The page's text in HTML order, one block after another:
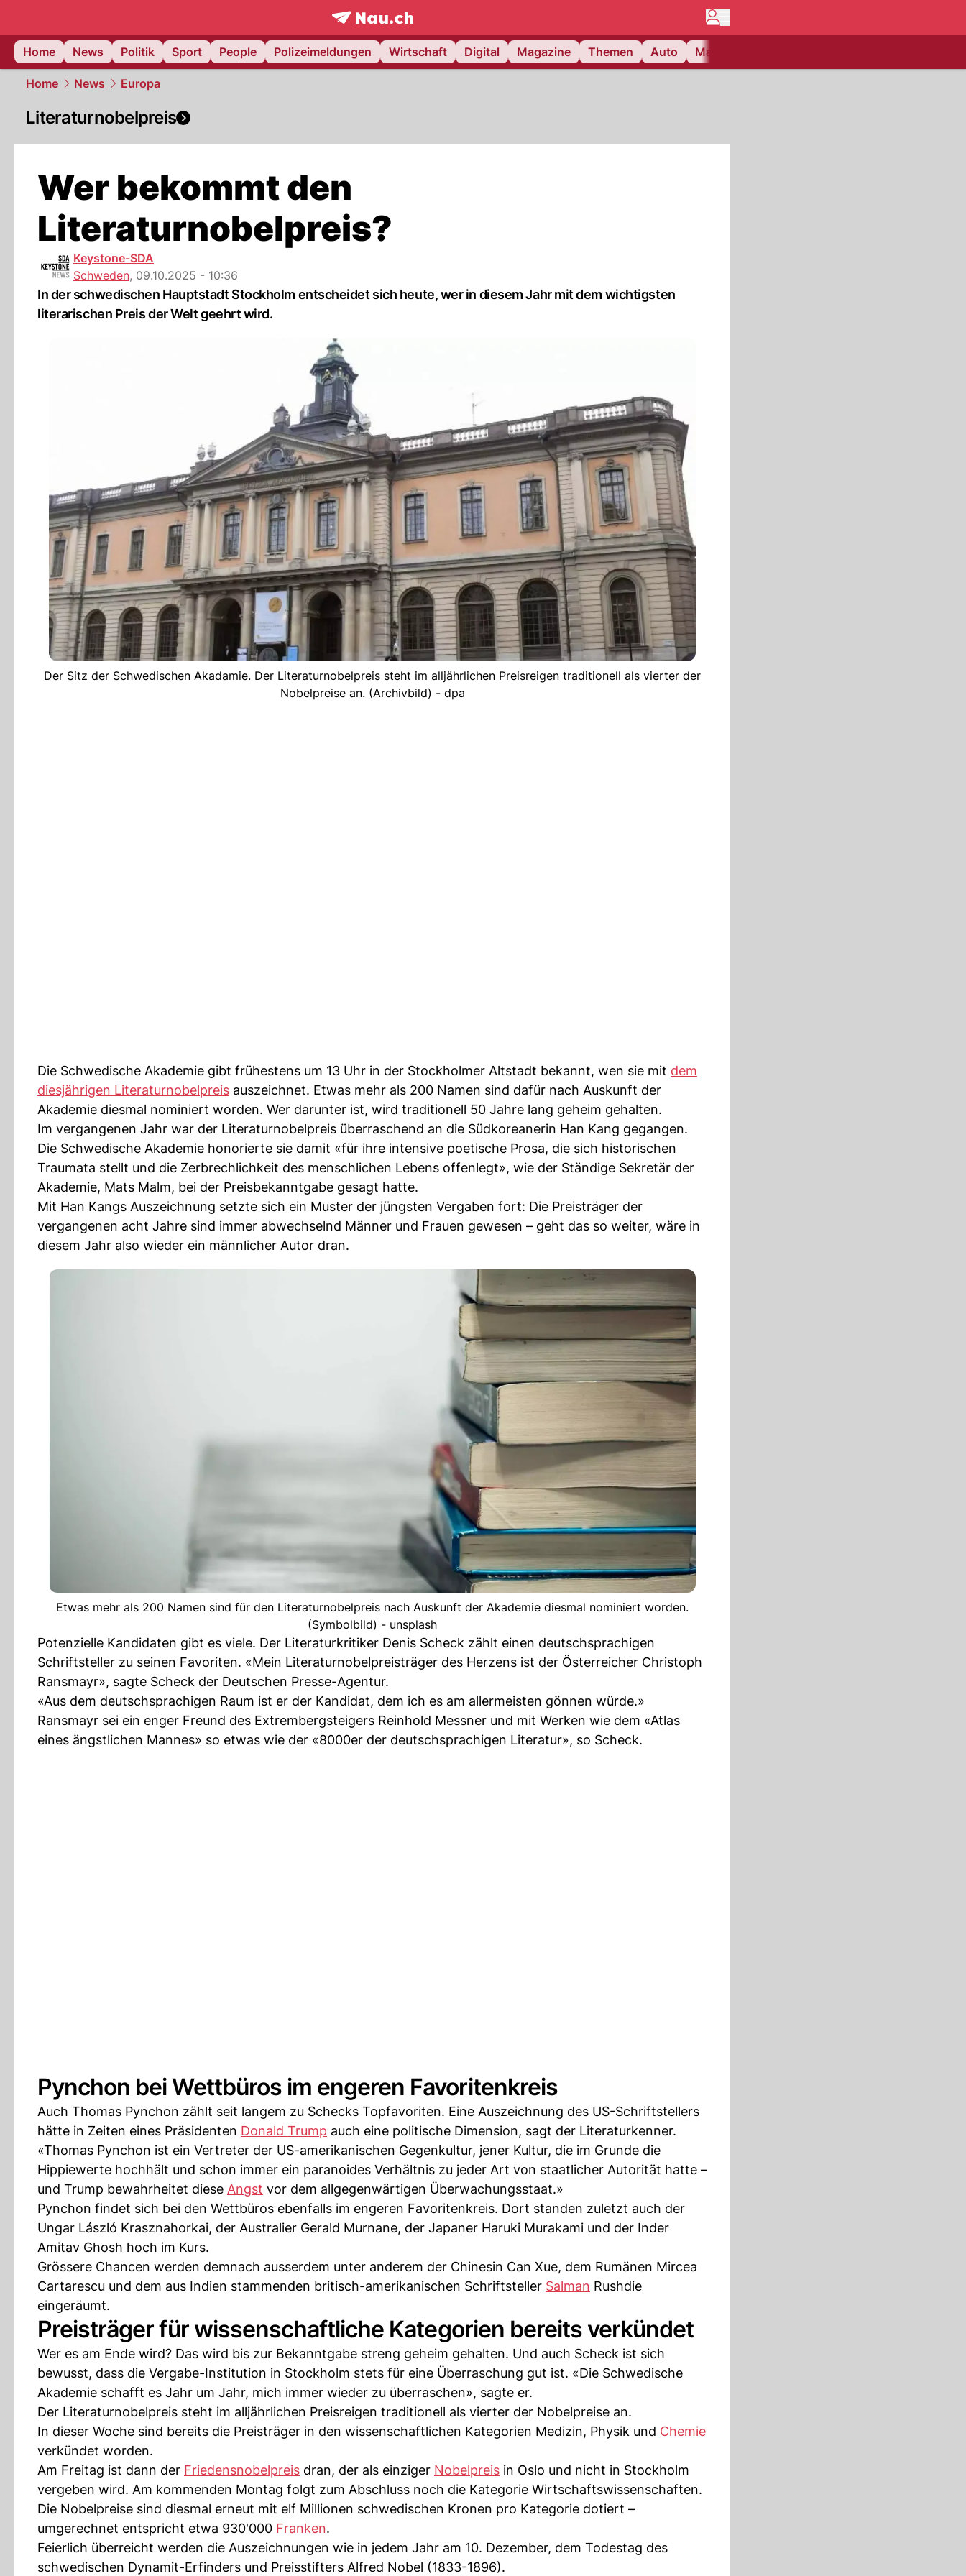
frontpage.NAU.ch
Home
News Politik Sport People Polizeimeldungen Wirtschaft Digital Magazine Themen Auto Matchcenter
Home News Europa
Literaturnobelpreis
Wer bekommt den
Literaturnobelpreis?
Keystone-SDA
Schweden, 09.10.2025 - 10:36
In der schwedischen Hauptstadt Stockholm entscheidet sich heute, wer in diesem Jahr mit dem wichtigsten
literarischen Preis der Welt geehrt wird.
Der Sitz der Schwedischen Akadamie. Der Literaturnobelpreis steht im alljährlichen Preisreigen traditionell als vierter der
Nobelpreise an. (Archivbild) - dpa
Die Schwedische Akademie gibt frühestens um 13 Uhr in der Stockholmer Altstadt bekannt, wen sie mit dem
diesjährigen Literaturnobelpreis auszeichnet. Etwas mehr als 200 Namen sind dafür nach Auskunft der
Akademie diesmal nominiert worden. Wer darunter ist, wird traditionell 50 Jahre lang geheim gehalten.
Im vergangenen Jahr war der Literaturnobelpreis überraschend an die Südkoreanerin Han Kang gegangen.
Die Schwedische Akademie honorierte sie damit «für ihre intensive poetische Prosa, die sich historischen
Traumata stellt und die Zerbrechlichkeit des menschlichen Lebens offenlegt», wie der Ständige Sekretär der
Akademie, Mats Malm, bei der Preisbekanntgabe gesagt hatte.
Mit Han Kangs Auszeichnung setzte sich ein Muster der jüngsten Vergaben fort: Die Preisträger der
vergangenen acht Jahre sind immer abwechselnd Männer und Frauen gewesen – geht das so weiter, wäre in
diesem Jahr also wieder ein männlicher Autor dran.
Etwas mehr als 200 Namen sind für den Literaturnobelpreis nach Auskunft der Akademie diesmal nominiert worden.
(Symbolbild) - unsplash
Potenzielle Kandidaten gibt es viele. Der Literaturkritiker Denis Scheck zählt einen deutschsprachigen
Schriftsteller zu seinen Favoriten. «Mein Literaturnobelpreisträger des Herzens ist der Österreicher Christoph
Ransmayr», sagte Scheck der Deutschen Presse-Agentur.
«Aus dem deutschsprachigen Raum ist er der Kandidat, dem ich es am allermeisten gönnen würde.»
Ransmayr sei ein enger Freund des Extrembergsteigers Reinhold Messner und mit Werken wie dem «Atlas
eines ängstlichen Mannes» so etwas wie der «8000er der deutschsprachigen Literatur», so Scheck.
Pynchon bei Wettbüros im engeren Favoritenkreis
Auch Thomas Pynchon zählt seit langem zu Schecks Topfavoriten. Eine Auszeichnung des US-Schriftstellers
hätte in Zeiten eines Präsidenten Donald Trump auch eine politische Dimension, sagt der Literaturkenner.
«Thomas Pynchon ist ein Vertreter der US-amerikanischen Gegenkultur, jener Kultur, die im Grunde die
Hippiewerte hochhält und schon immer ein paranoides Verhältnis zu jeder Art von staatlicher Autorität hatte –
und Trump bewahrheitet diese Angst vor dem allgegenwärtigen Überwachungsstaat.»
Pynchon findet sich bei den Wettbüros ebenfalls im engeren Favoritenkreis. Dort standen zuletzt auch der
Ungar László Krasznahorkai, der Australier Gerald Murnane, der Japaner Haruki Murakami und der Inder
Amitav Ghosh hoch im Kurs.
Grössere Chancen werden demnach ausserdem unter anderem der Chinesin Can Xue, dem Rumänen Mircea
Cartarescu und dem aus Indien stammenden britisch-amerikanischen Schriftsteller Salman Rushdie
eingeräumt.
Preisträger für wissenschaftliche Kategorien bereits verkündet
Wer es am Ende wird? Das wird bis zur Bekanntgabe streng geheim gehalten. Und auch Scheck ist sich
bewusst, dass die Vergabe-Institution in Stockholm stets für eine Überraschung gut ist. «Die Schwedische
Akademie schafft es Jahr um Jahr, mich immer wieder zu überraschen», sagte er.
Der Literaturnobelpreis steht im alljährlichen Preisreigen traditionell als vierter der Nobelpreise an.
In dieser Woche sind bereits die Preisträger in den wissenschaftlichen Kategorien Medizin, Physik und Chemie
verkündet worden.
Am Freitag ist dann der Friedensnobelpreis dran, der als einziger Nobelpreis in Oslo und nicht in Stockholm
vergeben wird. Am kommenden Montag folgt zum Abschluss noch die Kategorie Wirtschaftswissenschaften.
Die Nobelpreise sind diesmal erneut mit elf Millionen schwedischen Kronen pro Kategorie dotiert –
umgerechnet entspricht etwa 930'000 Franken.
Feierlich überreicht werden die Auszeichnungen wie in jedem Jahr am 10. Dezember, dem Todestag des
schwedischen Dynamit-Erfinders und Preisstifters Alfred Nobel (1833-1896).